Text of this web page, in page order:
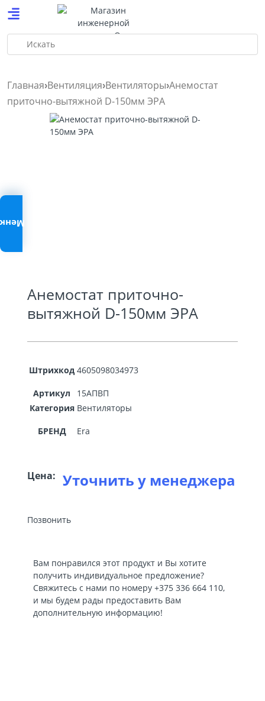
Искать
Главная Вентиляция Вентиляторы Анемостат
приточно-вытяжной D-150мм ЭРА
Анемостат приточно-
вытяжной D-150мм ЭРА
Штрихкод 4605098034973
Артикул
15АПВП
Категория Вентиляторы
БРЕНД Era
Цена: Уточнить у менеджера
Позвонить
Вам понравился этот продукт и Вы хотите
получить индивидуальное предложение?
Свяжитесь с нами по номеру +375 336 664 110,
и мы будем рады предоставить Вам
дополнительную информацию!